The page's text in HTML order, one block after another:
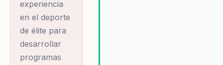
Steven ha
impartido
conferencias en
prestigiosas
experiencia
en el deporte
de élite para
desarrollar
programas